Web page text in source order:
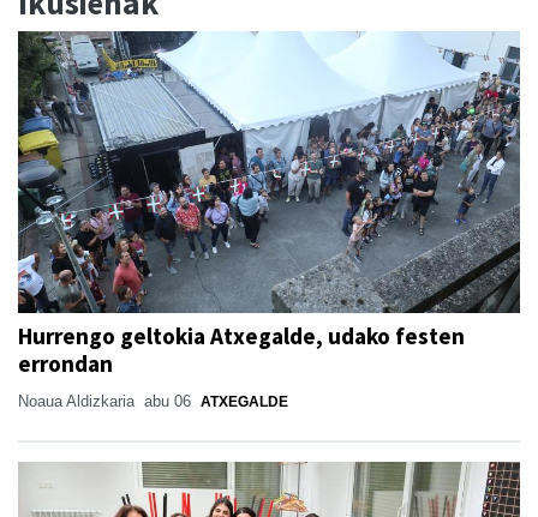
Hurrengo geltokia Atxegalde, udako festen
errondan
Noaua Aldizkaria abu 06 ATXEGALDE